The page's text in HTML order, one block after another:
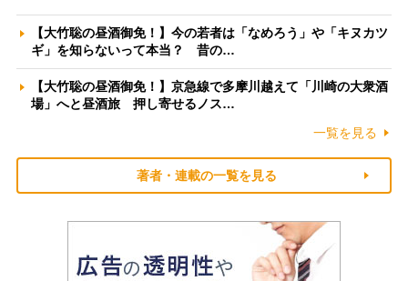
【大竹聡の昼酒御免！】今の若者は「なめろう」や「キヌカツ
ギ」を知らないって本当？ 昔の…
【大竹聡の昼酒御免！】京急線で多摩川越えて「川崎の大衆酒
場」へと昼酒旅 押し寄せるノス…
一覧を見る
著者・連載の一覧を見る